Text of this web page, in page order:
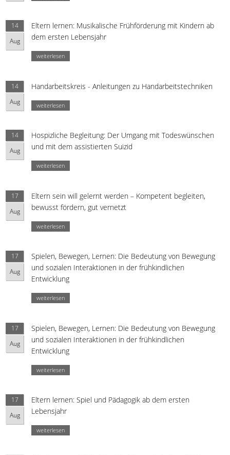
14
Aug
Eltern lernen: Musikalische Frühförderung mit Kindern ab
dem ersten Lebensjahr
weiterlesen
14
Aug
Handarbeitskreis - Anleitungen zu Handarbeitstechniken
weiterlesen
14
Aug
Hospizliche Begleitung: Der Umgang mit Todeswünschen
und mit dem assistierten Suizid
weiterlesen
17
Aug
Eltern sein will gelernt werden – Kompetent begleiten,
bewusst fördern, gut vernetzt
weiterlesen
17
Aug
Spielen, Bewegen, Lernen: Die Bedeutung von Bewegung
und sozialen Interaktionen in der frühkindlichen
Entwicklung
weiterlesen
17
Aug
Spielen, Bewegen, Lernen: Die Bedeutung von Bewegung
und sozialen Interaktionen in der frühkindlichen
Entwicklung
weiterlesen
17
Aug
Eltern lernen: Spiel und Pädagogik ab dem ersten
Lebensjahr
weiterlesen